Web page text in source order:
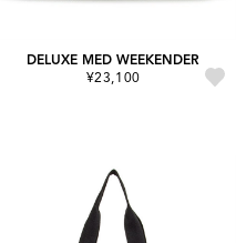
DELUXE MED WEEKENDER
¥23,100